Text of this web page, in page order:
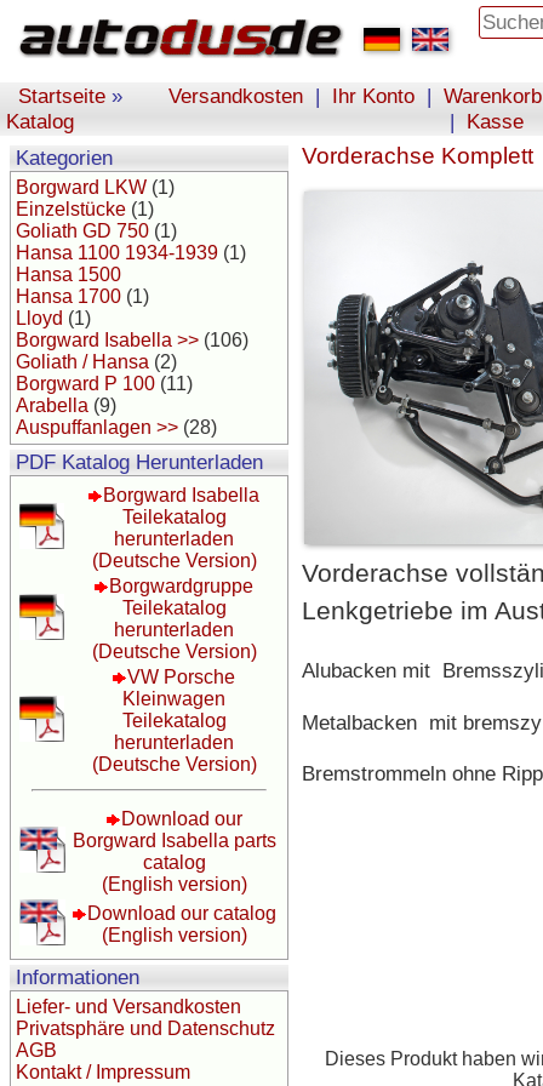
Startseite »
Katalog
Versandkosten | Ihr Konto | Warenkorb
| Kasse
Kategorien
Borgward LKW (1)
Einzelstücke (1)
Goliath GD 750 (1)
Hansa 1100 1934-1939 (1)
Hansa 1500
Hansa 1700 (1)
Lloyd (1)
Borgward Isabella >> (106)
Goliath / Hansa (2)
Borgward P 100 (11)
Arabella (9)
Auspuffanlagen >> (28)
PDF Katalog Herunterladen
Borgward Isabella
Teilekatalog
herunterladen
(Deutsche Version)
Borgwardgruppe
Teilekatalog
herunterladen
(Deutsche Version)
VW Porsche
Kleinwagen
Teilekatalog
herunterladen
(Deutsche Version)
Download our
Borgward Isabella parts
catalog
(English version)
Download our catalog
(English version)
Informationen
Liefer- und Versandkosten
Privatsphäre und Datenschutz
AGB
Kontakt / Impressum
Vorderachse Komplett
Vorderachse
Lenkgetriebe im
Alubacken mit
Metalbacken mit
Bremstrommeln ohne
Dieses Produkt haben